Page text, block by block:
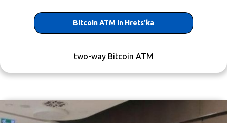
Bitcoin ATM in Hrets'ka
two-way Bitcoin ATM